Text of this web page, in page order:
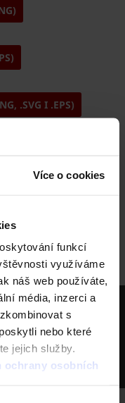
Více o cookies
funkcí
využíváme
náš web používáte,
média, inzerci a
s
nebo které
jejich služby.
ochrany osobních
.SVG I .EPS)
oprávněným
ochranné
známky je trestné
Loga ke
světový výrobce
krytin v ČR
v ČR